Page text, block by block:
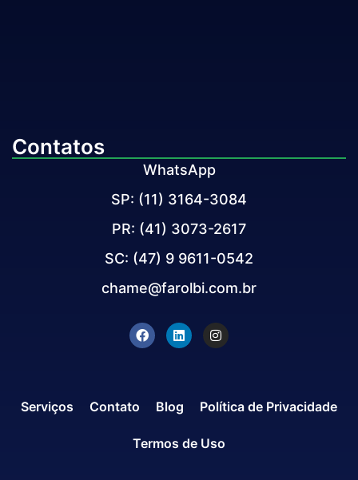
Contatos
WhatsApp
SP: (11) 3164-3084
PR: (41) 3073-2617
SC: (47) 9 9611-0542
chame@farolbi.com.br
Serviços Contato Blog Política de Privacidade
Termos de Uso